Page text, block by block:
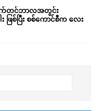
က်တင်ဘာလအတွင်း
ြစ်ပြီး စစ်ကောင်စီက လေး